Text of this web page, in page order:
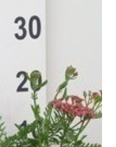
options
may
chosen
on
the
product
page